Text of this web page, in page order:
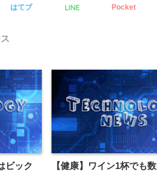
はてブ LINE Pocket
ビック
【健康】ワイン1杯でも